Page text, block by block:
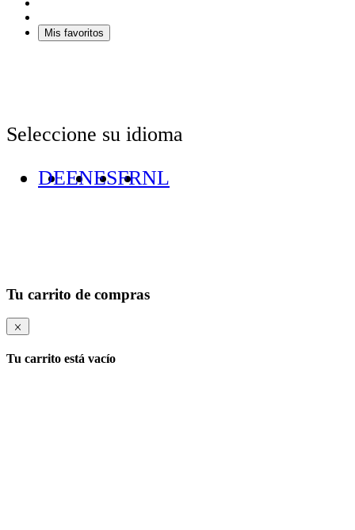
Mis favoritos
Seleccione su idioma
DEENESFRNL
Tu carrito de compras
Tu carrito está vacío